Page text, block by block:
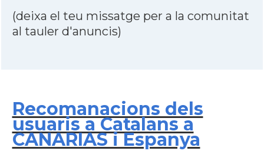
(deixa el teu missatge per a la comunitat
al tauler d'anuncis)
Recomanacions dels
usuaris a Catalans a
CANARIAS i Espanya